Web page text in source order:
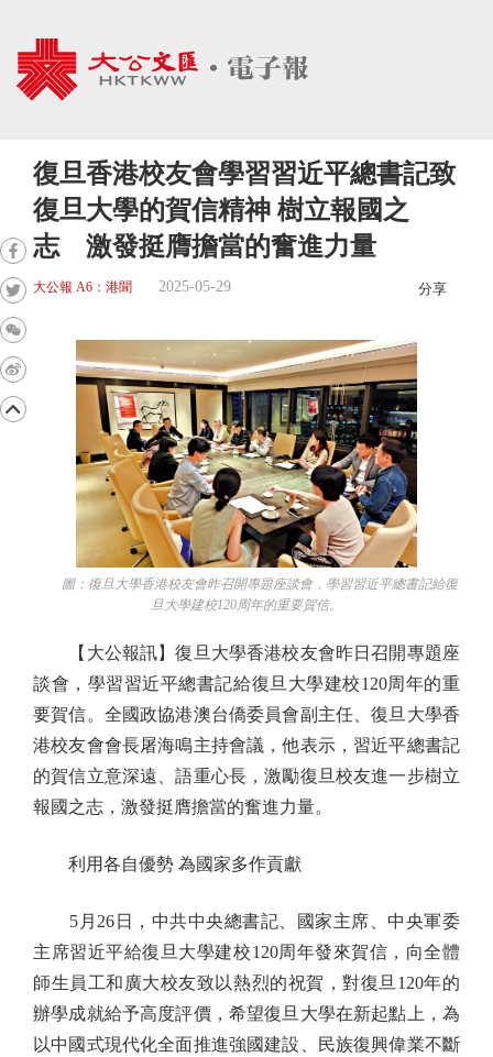
復旦香港校友會學習習近平總書記致
復旦大學的賀信精神 樹立報國之
志 激發挺膺擔當的奮進力量
大公報 A6：港聞 2025-05-29 分享
圖：復旦大學香港校友會昨召開專題座談會，學習習近平總書記給復
旦大學建校120周年的重要賀信。
【大公報訊】復旦大學香港校友會昨日召開專題座
談會，學習習近平總書記給復旦大學建校120周年的重
要賀信。全國政協港澳台僑委員會副主任、復旦大學香
港校友會會長屠海鳴主持會議，他表示，習近平總書記
的賀信立意深遠、語重心長，激勵復旦校友進一步樹立
報國之志，激發挺膺擔當的奮進力量。
利用各自優勢 為國家多作貢獻
5月26日，中共中央總書記、國家主席、中央軍委
主席習近平給復旦大學建校120周年發來賀信，向全體
師生員工和廣大校友致以熱烈的祝賀，對復旦120年的
辦學成就給予高度評價，希望復旦大學在新起點上，為
以中國式現代化全面推進強國建設、民族復興偉業不斷